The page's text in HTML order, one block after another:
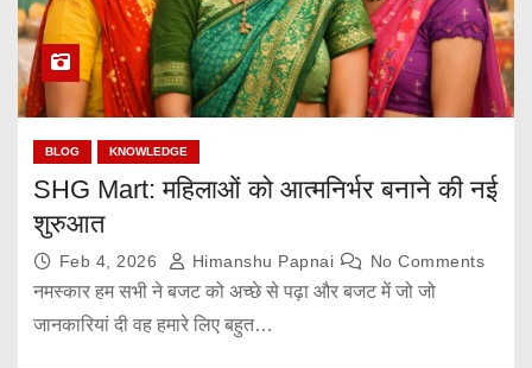
BLOG KNOWLEDGE
SHG Mart: महिलाओं को आत्मनिर्भर बनाने की नई
शुरुआत
Feb 4, 2026 Himanshu Papnai No Comments
नमस्कार हम सभी ने बजट को अच्छे से पढ़ा और बजट में जो जो
जानकारियां दी वह हमारे लिए बहुत…